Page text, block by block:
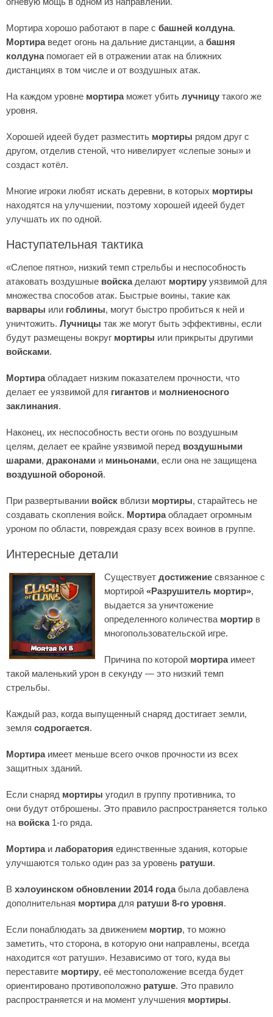
Мортира хорошо работают в паре с башней колдуна.
Мортираведет огонь на дальние дистанции, а башня
колдунапомогает ей в отражении атак на ближних
дистанциях в том числе и от воздушных атак.
На каждом уровне мортираможет убить лучницу такого же
уровня.
Хорошей идеей будет разместить мортиры рядом друг с
другом, отделив стеной, что нивелирует «слепые зоны» и
создаст котёл.
Многие игроки любят искать деревни, в которых мортиры
находятся на улучшении, поэтому хорошей идеей будет
улучшать их по одной.
Наступательная тактика
«Слепое пятно», низкий темп стрельбы и неспособность
атаковать воздушные войскаделают мортиру уязвимой для
множества способов атак. Быстрые воины, такие как
варвары или гоблины, могут быстро пробиться к ней и
уничтожить. Лучницы так же могут быть эффективны, если
будут размещены вокруг мортиры или прикрыты другими
войсками.
Мортираобладает низким показателем прочности, что
делает ее уязвимой для гигантов и молниеносного
заклинания.
Наконец, их неспособность вести огонь по воздушным
целям, делает ее крайне уязвимой перед воздушными
шарами, драконами и миньонами, если она не защищена
воздушной обороной.
При развертывании войск вблизи мортиры, старайтесь не
создавать скопления войск. Мортираобладает огромным
уроном по области, повреждая сразу всех воинов в группе.
Интересные детали
Существуетдостижение связанное с
мортирой«Разрушитель мортир»,
выдается за уничтожение
определенного количества мортир в
многопользовательской игре.
Причина по которой мортираимеет
такой маленький урон в секунду — это низкий темп
стрельбы.
Каждый раз, когда выпущенный снаряд достигает земли,
земля содрогается.
Мортираимеет меньше всего очков прочности из всех
защитных зданий.
Если снаряд мортиры угодил в группу противника, то
они будут отброшены. Это правило распространяется только
на войска1-го ряда.
Мортираи лаборатория единственные здания, которые
улучшаются только один раз за уровень ратуши.
В хэлоуинском обновлении 2014 годабыла добавлена
дополнительная мортирадля ратуши 8-го уровня.
Если понаблюдать за движением мортир, то можно
заметить, что сторона, в которую они направлены, всегда
находится «от ратуши». Независимо от того, куда вы
переставите мортиру, её местоположение всегда будет
ориентировано противоположно ратуше. Это правило
распространяется и на момент улучшения мортиры.